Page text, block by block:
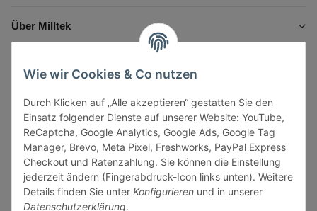
Wie wir Cookies & Co nutzen
Durch Klicken auf „Alle akzeptieren“ gestatten Sie den
Einsatz folgender Dienste auf unserer Website: YouTube,
ReCaptcha, Google Analytics, Google Ads, Google Tag
Manager, Brevo, Meta Pixel, Freshworks, PayPal Express
Checkout und Ratenzahlung. Sie können die Einstellung
jederzeit ändern (Fingerabdruck-Icon links unten). Weitere
Details finden Sie unter Konfigurieren und in unserer
Datenschutzerklärung.
Über Milltek
Gesetzliche Informationen
Vertrag widerrufen
Sicher bezahlen via: